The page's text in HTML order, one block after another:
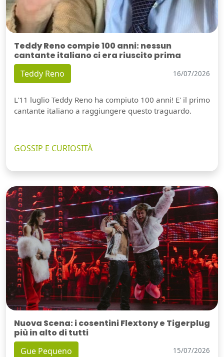
Teddy Reno compie 100 anni: nessun
cantante italiano ci era riuscito prima
Teddy Reno 16/07/2026
L'11 luglio Teddy Reno ha compiuto 100 anni! E' il primo
cantante italiano a raggiungere questo traguardo.
GOSSIP E CURIOSITÀ
Nuova Scena: i cosentini Flextony e Tigerplug
più in alto di tutti
Gue Pequeno 15/07/2026